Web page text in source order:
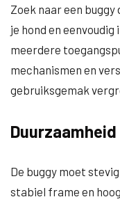
Zoek naar een
je hond en
meerdere
mechanismen en
gebruiksgemak
De buggy moet
stabiel frame en